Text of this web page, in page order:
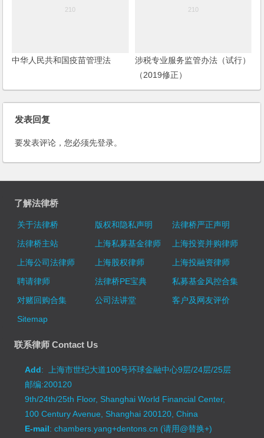
中华人民共和国疫苗管理法
涉税专业服务监管办法（试行）
（2019修正）
发表回复
要发表评论，您必须先登录。
了解法律桥
关于法律桥 版权和隐私声明
法律桥严正声明
法律桥主站
上海私募基金律师
上海投资并购律师
上海公司法律师
上海股权律师
上海投融资律师
聘请律师
法律桥PE宝典
私募基金风控合集
对赌回购合集
公司法讲堂
客户及网友评价
Sitemap
联系律师 Contact Us
Add: 上海市世纪大道100号环球金融中心9层/24层/25层
邮编:200120
9th/24th/25th Floor, Shanghai World Financial Center,
100 Century Avenue, Shanghai 200120, China
E-mail: chambers.yang+dentons.cn (请用@替换+)